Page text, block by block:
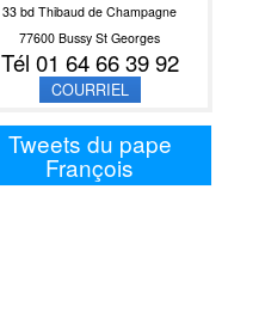
33 bd Thibaud de Champagne
77600 Bussy St Georges
Tél 01 64 66 39 92
COURRIEL
Tweets du pape
François